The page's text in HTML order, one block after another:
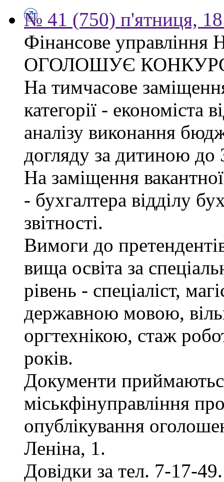
№ 41 (750) п'ятниця, 18
Фінансове управління
ОГОЛОШУЄ
На тимчасове
категорії - економіста
аналізу виконання
догляду за дитиною до
На заміщення вакантної
- бухгалтера відділу
звітності.
Вимоги до
вища освіта за
рівень - спеціаліст,
державною мовою,
оргтехнікою, стаж
років.
Документи
міськфінуправління
опублікування
Леніна, 1.
Довідки за тел. 7-17-49.